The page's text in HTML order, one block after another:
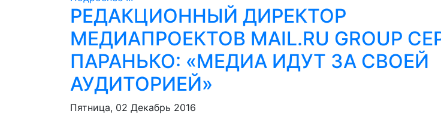
РЕДАКЦИОННЫЙ ДИРЕКТОР
МЕДИАПРОЕКТОВ MAIL.RU GROUP
ПАРАНЬКО: «МЕДИА ИДУТ ЗА СВОЕЙ
АУДИТОРИЕЙ»
Пятница, 02 Декабрь 2016